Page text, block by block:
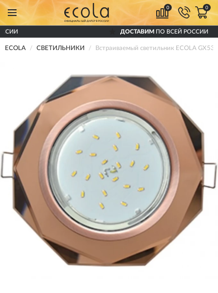
0 0
ДОСТАВИМПО ВСЕЙ РОССИИ
ECOLA СВЕТИЛЬНИКИ Встраиваемый светильник ECOLA GX53